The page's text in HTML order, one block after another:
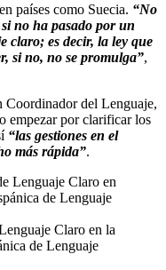
países como Suecia. “No
no ha pasado por un
claro; es decir, la ley que
si no, no se promulga”,
Coordinador del Lenguaje,
empezar por clarificar los
“las gestiones en el
más rápida”.
Claro en la
de Lenguaje